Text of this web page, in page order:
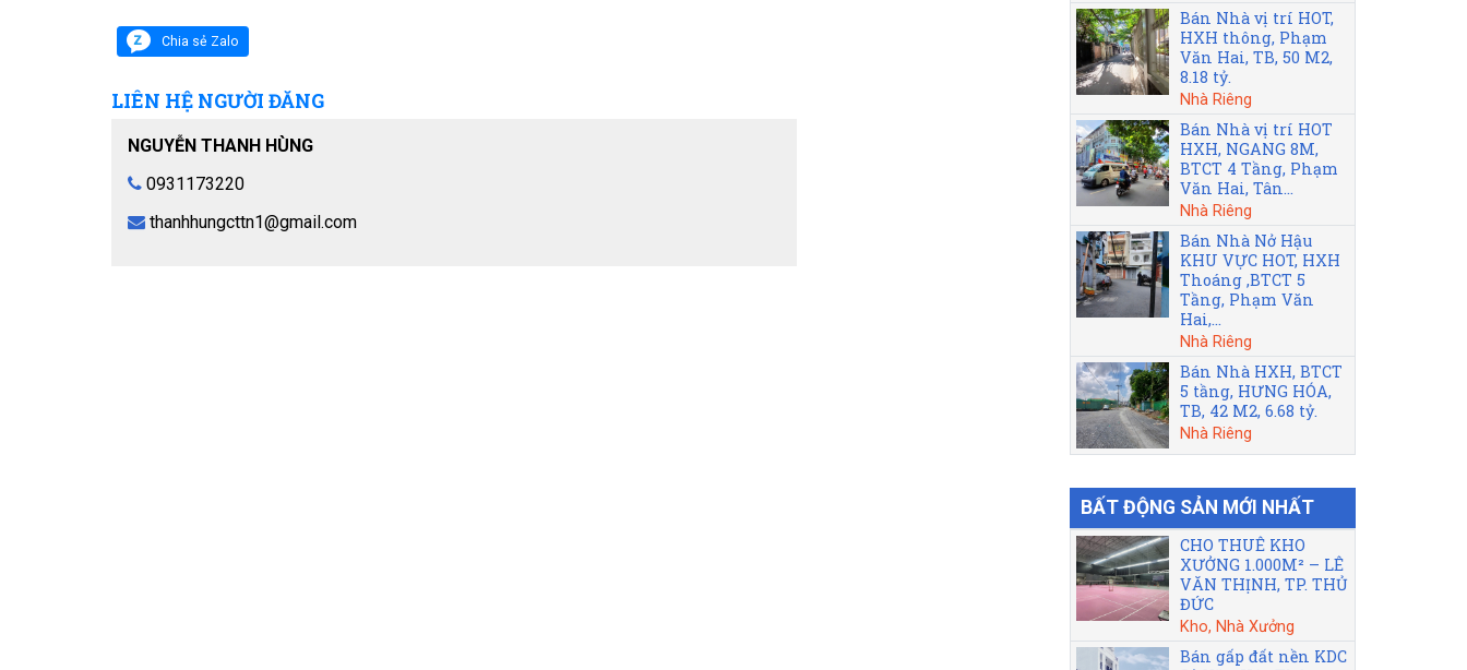
Chia sẻ Zalo
LIÊN HỆ NGƯỜI ĐĂNG
NGUYỄN THANH HÙNG
0931173220
thanhhungcttn1@gmail.com
Bán Nhà vị trí HOT,
HXH thông, Phạm
Văn Hai, TB, 50 M2,
8.18 tỷ.
Nhà Riêng
Bán Nhà vị trí HOT
HXH, NGANG 8M,
BTCT 4 Tầng, Phạm
Văn Hai, Tân...
Nhà Riêng
Bán Nhà Nở Hậu
KHU VỰC HOT, HXH
Thoáng ,BTCT 5
Tầng, Phạm Văn
Hai,...
Nhà Riêng
Bán Nhà HXH, BTCT
5 tầng, HƯNG HÓA,
TB, 42 M2, 6.68 tỷ.
Nhà Riêng
BẤT ĐỘNG SẢN MỚI NHẤT
CHO THUÊ KHO
XƯỞNG 1.000M² – LÊ
VĂN THỊNH, TP. THỦ
ĐỨC
Kho, Nhà Xưởng
Bán gấp đất nền KDC